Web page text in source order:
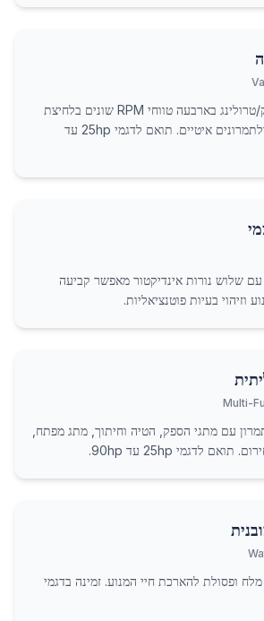
התאמת מהירות הסרק/טרולינג בארבעה טווחי RPM שונים בלחיצת
כפתור. אידיאלי לדיג ולתמרונים איטיים. תואם לדגמי 25hp עד
שלוש נורות אינדיקטור מאפשר קביעה
בעיות פוטנציאליות.
Multi-
עם מתגי הספק, הטיה וחיתוך, מתג מפתח,
ופסולת להארכת חיי המנוע. זמינה בדגמי